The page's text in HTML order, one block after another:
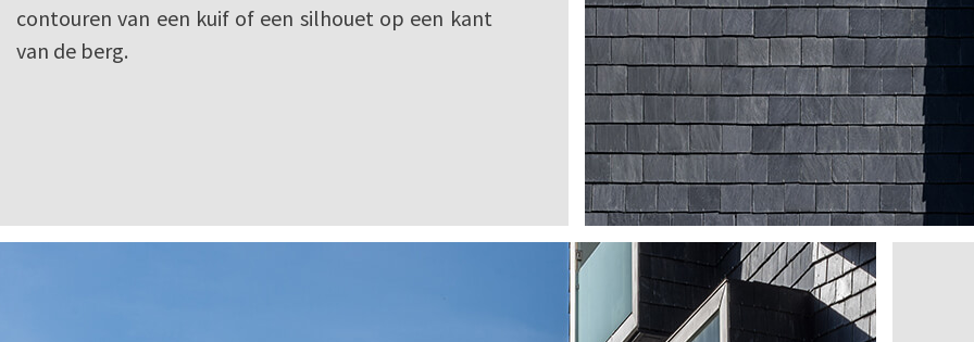
contouren van een kuif of een silhouet op een kant
van de berg.